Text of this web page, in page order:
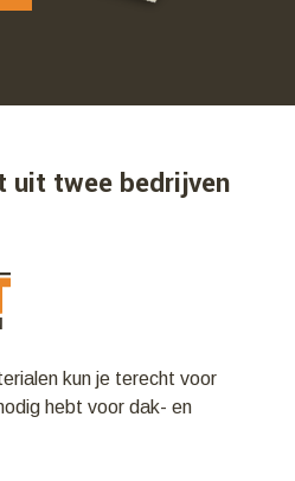
uit twee bedrijven
kun je terecht voor
hebt voor dak- en